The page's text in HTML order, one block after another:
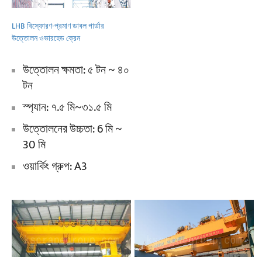
LHB বিস্ফোরণ-প্রমাণ ডাবল গার্ডার
উত্তোলন ওভারহেড ক্রেন
উত্তোলন ক্ষমতা: ৫ টন ~ ৪০
টন
স্প্যান: ৭.৫ মি~৩১.৫ মি
উত্তোলনের উচ্চতা: 6 মি ~
30 মি
ওয়ার্কিং গ্রুপ: A3